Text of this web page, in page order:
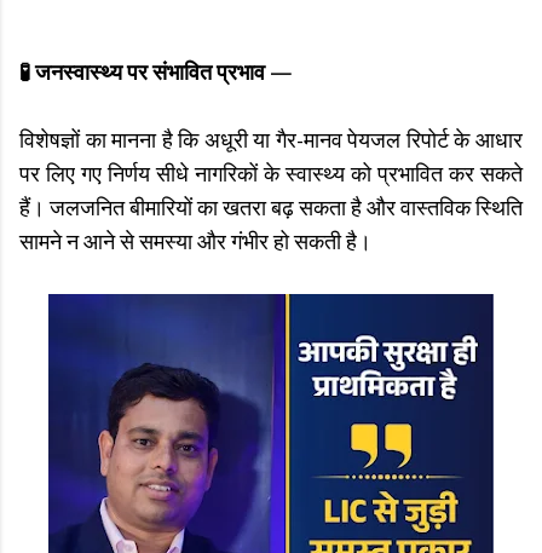
🧪 जनस्वास्थ्य पर संभावित प्रभाव —
विशेषज्ञों का मानना है कि अधूरी या गैर-मानव पेयजल रिपोर्ट के आधार
पर लिए गए निर्णय सीधे नागरिकों के स्वास्थ्य को प्रभावित कर सकते
हैं। जलजनित बीमारियों का खतरा बढ़ सकता है और वास्तविक स्थिति
सामने न आने से समस्या और गंभीर हो सकती है।